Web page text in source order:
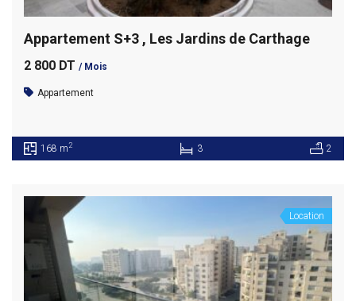
Appartement S+3 , Les Jardins de Carthage
2 800 DT / Mois
Appartement
168 m2 3 2
Location